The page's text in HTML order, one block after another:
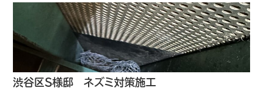
渋谷区S様邸 ネズミ対策施工